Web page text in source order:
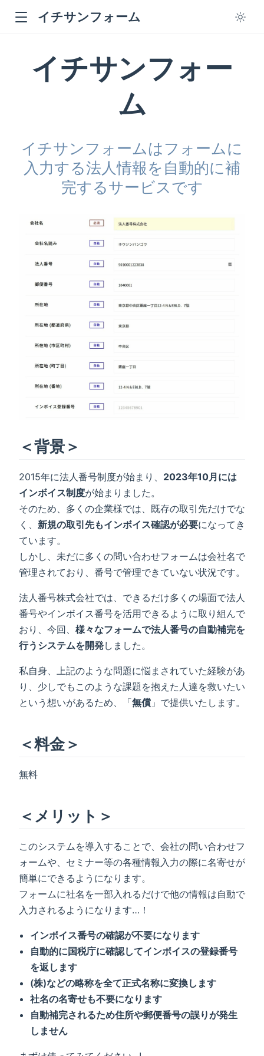
イチサンフォーム
イチサンフォー
ム
イチサンフォームはフォームに
入力する法人情報を自動的に補
完するサービスです
＜背景＞
2015年に法人番号制度が始まり、 2023年10月には
インボイス制度が始まりました。
そのため、多くの企業様では、既存の取引先だけでな
く、 新規の取引先もインボイス確認が必要になってき
ています。
しかし、未だに多くの問い合わせフォームは会社名で
管理されており、番号で管理できていない状況です。
法人番号株式会社では、できるだけ多くの場面で法人
番号やインボイス番号を活用できるように取り組んで
おり、今回、 様々なフォームで法人番号の自動補完を
行うシステムを開発しました。
私自身、上記のような問題に悩まされていた経験があ
り、少しでもこのような課題を抱えた人達を救いたい
という想いがあるため、「無償 」で提供いたします。
＜料金＞
無料
＜メリット＞
このシステムを導入することで、会社の問い合わせフ
ォームや、セミナー等の各種情報入力の際に名寄せが
簡単にできるようになります。
フォームに社名を一部入れるだけで他の情報は自動で
入力されるようになります…！
インボイス番号の確認が不要になります
自動的に国税庁に確認してインボイスの登録番号
を返します
(株)などの略称を全て正式名称に変換します
社名の名寄せも不要になります
自動補完されるため住所や郵便番号の誤りが発生
しません